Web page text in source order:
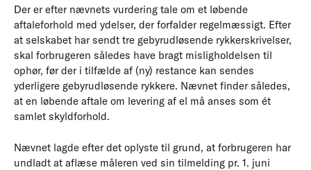
Der er efter nævnets vurdering tale om et løbende
aftaleforhold med ydelser, der forfalder regelmæssigt. Efter
at selskabet har sendt tre gebyrudløsende rykkerskrivelser,
skal forbrugeren således have bragt misligholdelsen til
ophør, før der i tilfælde af (ny) restance kan sendes
yderligere gebyrudløsende rykkere. Nævnet finder således,
at en løbende aftale om levering af el må anses som ét
samlet skyldforhold.
Nævnet lagde efter det oplyste til grund, at forbrugeren har
undladt at aflæse måleren ved sin tilmelding pr. 1. juni